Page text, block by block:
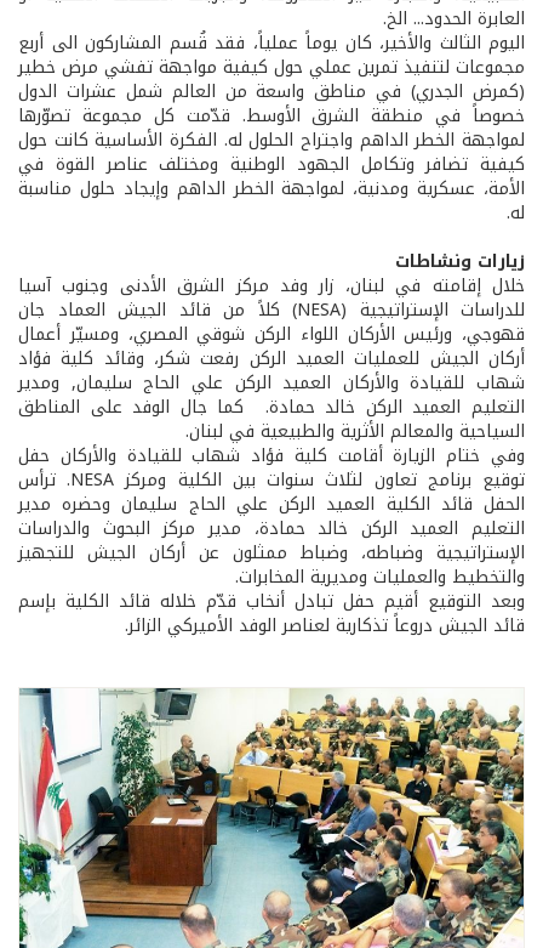
العابرة الحدود... الخ.
اليوم الثالث والأخير، كان يوماً عملياً، فقد قُسم المشاركون الى أربع
مجموعات لتنفيذ تمرين عملي حول كيفية مواجهة تفشي مرض خطير
(كمرض الجدري) في مناطق واسعة من العالم شمل عشرات الدول
خصوصاً في منطقة الشرق الأوسط. قدّمت كل مجموعة تصوّرها
لمواجهة الخطر الداهم واجتراح الحلول له. الفكرة الأساسية كانت حول
كيفية تضافر وتكامل الجهود الوطنية ومختلف عناصر القوة في
الأمة، عسكرية ومدنية، لمواجهة الخطر الداهم وإيجاد حلول مناسبة
له.
زيارات ونشاطات
خلال إقامته في لبنان، زار وفد مركز الشرق الأدنى وجنوب آسيا
للدراسات الإستراتيجية (NESA) كلاً من قائد الجيش العماد جان
قهوجي، ورئيس الأركان اللواء الركن شوقي المصري، ومسيّر أعمال
أركان الجيش للعمليات العميد الركن رفعت شكر، وقائد كلية فؤاد
شهاب للقيادة والأركان العميد الركن علي الحاج سليمان, ومدير
التعليم العميد الركن خالد حمادة. كما جال الوفد على المناطق
السياحية والمعالم الأثرية والطبيعية في لبنان.
وفي ختام الزيارة أقامت كلية فؤاد شهاب للقيادة والأركان حفل
توقيع برنامج تعاون لثلاث سنوات بين الكلية ومركز NESA. ترأس
الحفل قائد الكلية العميد الركن علي الحاج سليمان وحضره مدير
التعليم العميد الركن خالد حمادة، مدير مركز البحوث والدراسات
الإستراتيجية وضباطه، وضباط ممثلون عن أركان الجيش للتجهيز
والتخطيط والعمليات ومديرية المخابرات.
وبعد التوقيع أقيم حفل تبادل أنخاب قدّم خلاله قائد الكلية بإسم
قائد الجيش دروعاً تذكارية لعناصر الوفد الأميركي الزائر.